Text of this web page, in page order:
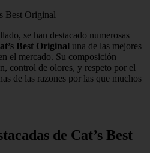
Best Original
se han destacado numerosas
Best Original una de las mejores
el mercado. Su composición
control de olores, y respeto por el
de las razones por las que muchos
de Cat’s Best